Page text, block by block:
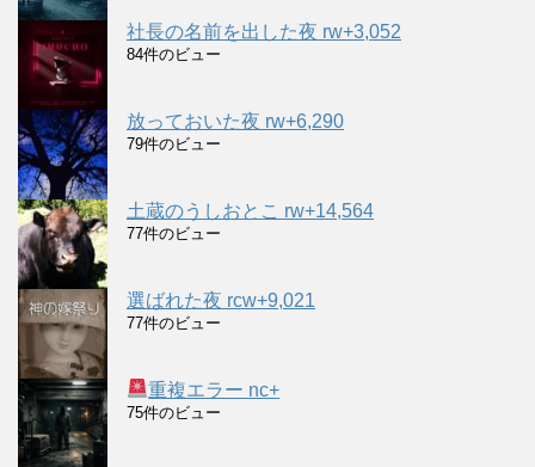
社長の名前を出した夜 rw+3,052
84件のビュー
放っておいた夜 rw+6,290
79件のビュー
土蔵のうしおとこ rw+14,564
77件のビュー
選ばれた夜 rcw+9,021
77件のビュー
重複エラー nc+
75件のビュー